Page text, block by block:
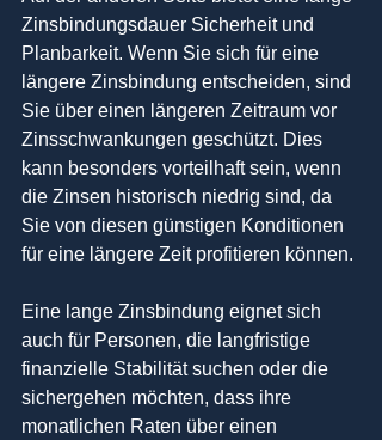
Zinsbindungsdauer Sicherheit und
Planbarkeit. Wenn Sie sich für eine
längere Zinsbindung entscheiden, sind
Sie über einen längeren Zeitraum vor
Zinsschwankungen geschützt. Dies
kann besonders vorteilhaft sein, wenn
die Zinsen historisch niedrig sind, da
Sie von diesen günstigen Konditionen
für eine längere Zeit profitieren können.
Eine lange Zinsbindung eignet sich
auch für Personen, die langfristige
finanzielle Stabilität suchen oder die
sichergehen möchten, dass ihre
monatlichen Raten über einen